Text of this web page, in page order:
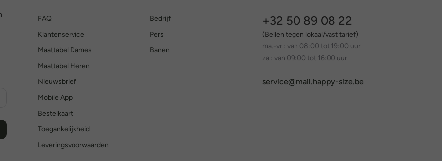
FAQ
Klantenservice
Maattabel Dames
Maattabel Heren
Nieuwsbrief
Mobile App
Bestelkaart
Toegankelijkheid
Leveringsvoorwaarden
Bedrijf
Pers
Banen
+32 50 89 08 22
(Bellen tegen lokaal/vast tarief)
ma.-vr.: van 08:00 tot 19:00 uur
za.: van 09:00 tot 16:00 uur
service@mail.happy-size.be